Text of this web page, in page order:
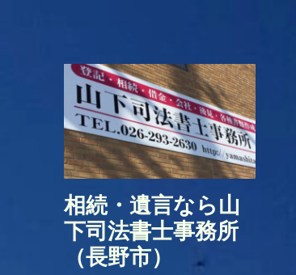
相続・遺言なら山
下司法書士事務所
（長野市）